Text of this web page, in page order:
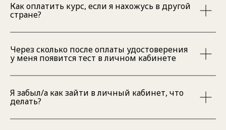
Как оплатить курс, если я нахожусь в другой
стране?
Через сколько после оплаты удостоверения
у меня появится тест в личном кабинете
Я забыл/а как зайти в личный кабинет, что
делать?